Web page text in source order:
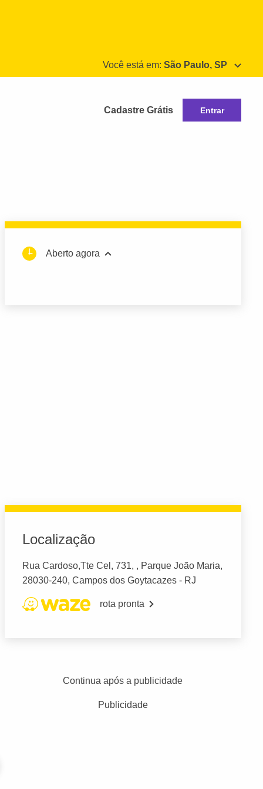
Você está em: São Paulo, SP
Cadastre Grátis Entrar
Aberto agora
Localização
Rua Cardoso,Tte Cel, 731, , Parque João Maria,
28030-240, Campos dos Goytacazes - RJ
rota pronta
Continua após a publicidade
Publicidade